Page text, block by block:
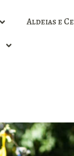
Aldeias e